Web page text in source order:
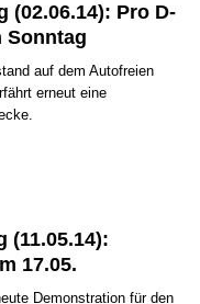
(02.06.14): Pro D-
Sonntag
auf dem Autofreien
erneut eine
(11.05.14):
17.05.
Demonstration für den